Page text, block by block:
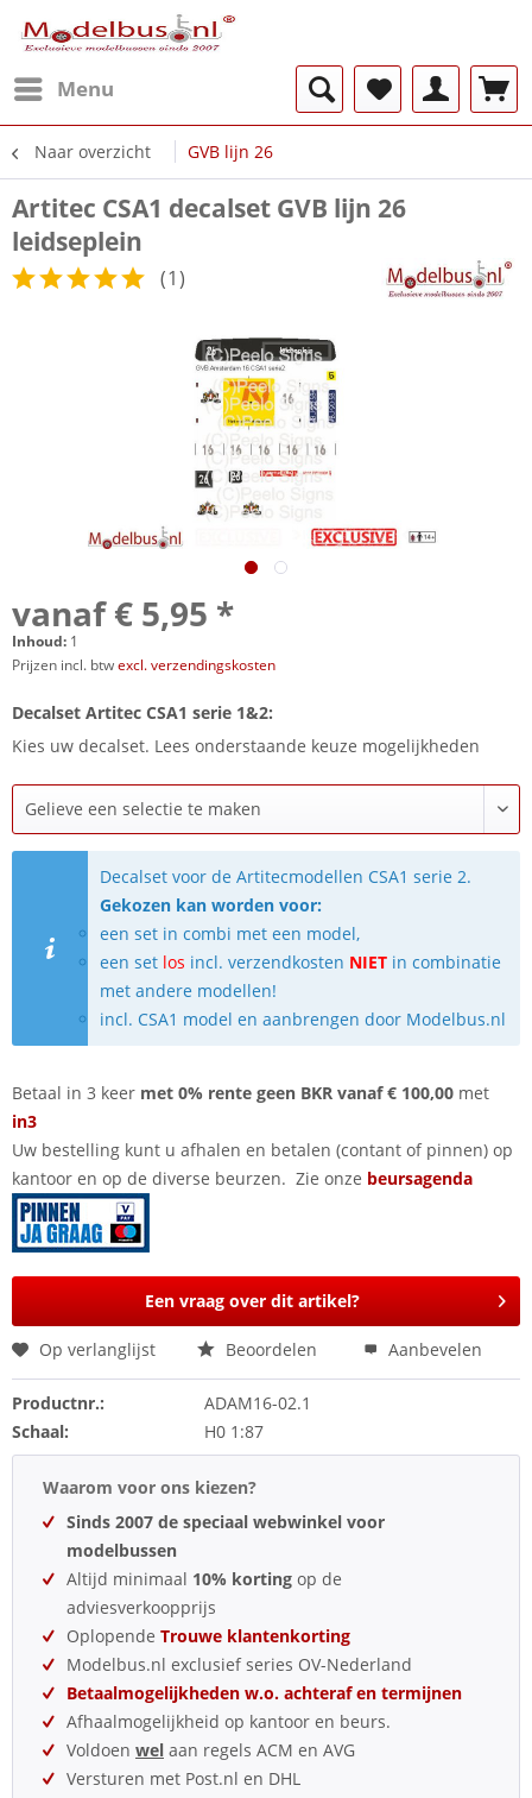
Menu
Naar overzicht GVB lijn 26
Artitec CSA1 decalset GVB lijn 26
leidseplein
(1)
vanaf € 5,95 *
Inhoud: 1
Prijzen incl. btwexcl. verzendingskosten
Decalset Artitec CSA1 serie 1&2:
Kies uw decalset. Lees onderstaande keuze mogelijkheden
Decalset voor de Artitecmodellen CSA1 serie 2.
Gekozen kan worden voor:
een set in combi met een model,
een set los incl. verzendkosten NIET in combinatie
met andere modellen!
incl. CSA1 model en aanbrengen door Modelbus.nl
Betaal in 3 keer met 0% rente geen BKR vanaf € 100,00 met
in3
Uw bestelling kunt u afhalen en betalen (contant of pinnen) op
kantoor en op de diverse beurzen. Zie onze beursagenda
Een vraag over dit artikel?
Op verlanglijst Beoordelen Aanbevelen
Productnr.:
ADAM16-02.1
Schaal:
H0 1:87
Waarom voor ons kiezen?
Sinds 2007 de speciaal webwinkel voor
modelbussen
Altijd minimaal 10% korting op de
adviesverkoopprijs
Oplopende Trouwe klantenkorting
Modelbus.nl exclusief series OV-Nederland
Betaalmogelijkheden w.o. achteraf en termijnen
Afhaalmogelijkheid op kantoor en beurs.
Voldoen wel aan regels ACM en AVG
Versturen met Post.nl en DHL